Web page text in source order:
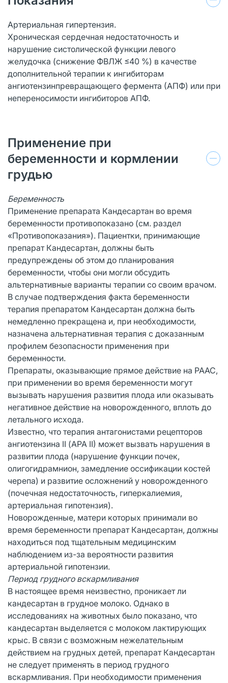
Артериальная гипертензия.
Хроническая сердечная недостаточность и
нарушение систолической функции левого
желудочка (снижение ФВЛЖ ≤40 %) в качестве
дополнительной терапии к ингибиторам
ангиотензинпревращающего фермента (АПФ) или при
непереносимости ингибиторов АПФ.
Применение при
беременности и кормлении
грудью
Беременность
Применение препарата Кандесартан во время
беременности противопоказано (см. раздел
«Противопоказания»). Пациентки, принимающие
препарат Кандесартан, должны быть
предупреждены об этом до планирования
беременности, чтобы они могли обсудить
альтернативные варианты терапии со своим врачом.
В случае подтверждения факта беременности
терапия препаратом Кандесартан должна быть
немедленно прекращена и, при необходимости,
назначена альтернативная терапия с доказанным
профилем безопасности применения при
беременности.
Препараты, оказывающие прямое действие на РААС,
при применении во время беременности могут
вызывать нарушения развития плода или оказывать
негативное действие на новорожденного, вплоть до
летального исхода.
Известно, что терапия антагонистами рецепторов
ангиотензина II (АРА II) может вызвать нарушения в
развитии плода (нарушение функции почек,
олигогидрамнион, замедление оссификации костей
черепа) и развитие осложнений у новорожденного
(почечная недостаточность, гиперкалиемия,
артериальная гипотензия).
Новорожденные, матери которых принимали во
время беременности препарат Кандесартан, должны
находиться под тщательным медицинским
наблюдением из-за вероятности развития
артериальной гипотензии.
Период грудного вскармливания
В настоящее время неизвестно, проникает ли
кандесартан в грудное молоко. Однако в
исследованиях на животных было показано, что
кандесартан выделяется с молоком лактирующих
крыс. В связи с возможным нежелательным
действием на грудных детей, препарат Кандесартан
не следует применять в период грудного
вскармливания. При необходимости применения